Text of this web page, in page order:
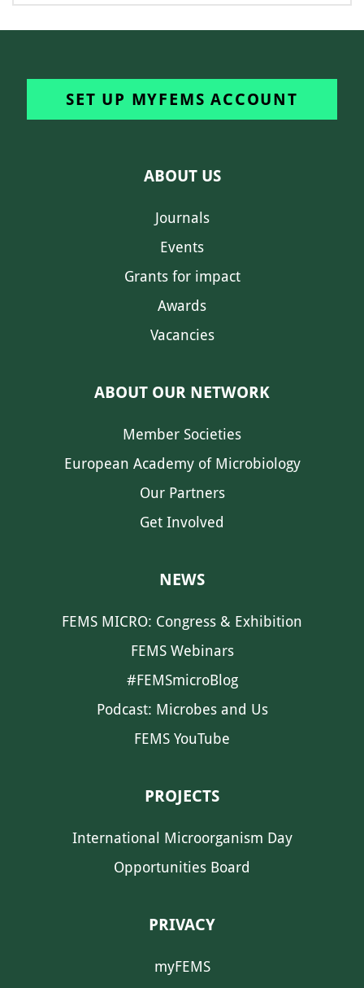
SET UP MYFEMS ACCOUNT
ABOUT US
Journals
Events
Grants for impact
Awards
Vacancies
ABOUT OUR NETWORK
Member Societies
European Academy of Microbiology
Our Partners
Get Involved
NEWS
FEMS MICRO: Congress & Exhibition
FEMS Webinars
#FEMSmicroBlog
Podcast: Microbes and Us
FEMS YouTube
PROJECTS
International Microorganism Day
Opportunities Board
PRIVACY
myFEMS